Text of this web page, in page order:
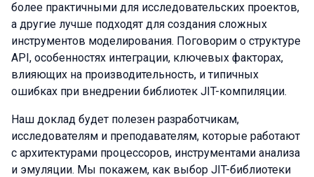
более практичными для исследовательских проектов,
а другие лучше подходят для создания сложных
инструментов моделирования. Поговорим о структуре
API, особенностях интеграции, ключевых факторах,
влияющих на производительность, и типичных
ошибках при внедрении библиотек JIT-компиляции.
Наш доклад будет полезен разработчикам,
исследователям и преподавателям, которые работают
с архитектурами процессоров, инструментами анализа
и эмуляции. Мы покажем, как выбор JIT-библиотеки